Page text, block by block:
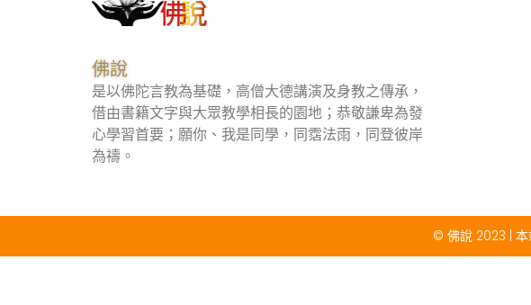
佛說
是以佛陀言教為基礎，高僧大德講演及身教之傳承，
借由書籍文字與大眾教學相長的園地；恭敬謙卑為發
心學習首要；願你、我是同學，同霑法雨，同登彼岸
為禱。
© 佛說 2023 | 本